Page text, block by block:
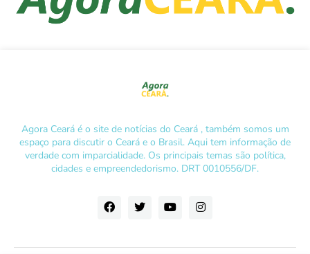
Agora Ceará é o site de notícias do Ceará , também somos um
espaço para discutir o Ceará e o Brasil. Aqui tem informação de
verdade com imparcialidade. Os principais temas são política,
cidades e empreendedorismo. DRT 0010556/DF.